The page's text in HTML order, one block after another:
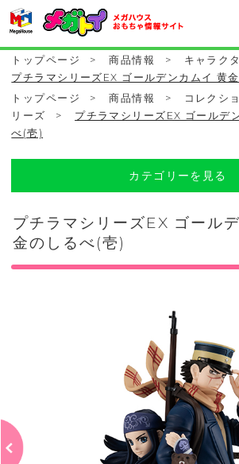
トップページ > 商品情報 > キャラク
プチラマシリーズEX ゴールデンカムイ 黄
トップページ
> 商品情報 > コレクシ
リーズ
>
プチラマシリーズEX ゴールデ
べ(壱)
カテゴリーを見る
プチラマシリーズEX ゴール
金のしるべ(壱)